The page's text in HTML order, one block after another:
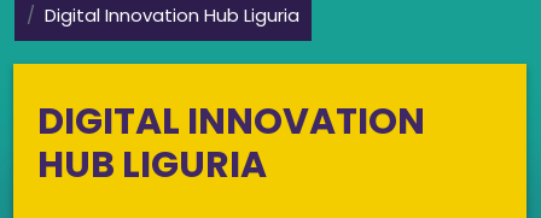
Digital Innovation Hub Liguria
DIGITAL INNOVATION
HUB LIGURIA